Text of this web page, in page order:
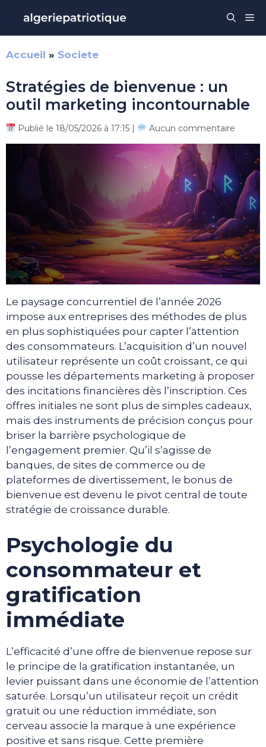
contenu
Accueil » Societe
Stratégies de bienvenue : un
outil marketing incontournable
Publié le 18/05/2026 à 17:15 | Aucun commentaire
Le paysage concurrentiel de l’année 2026
impose aux entreprises des méthodes de plus
en plus sophistiquées pour capter l’attention
des consommateurs. L’acquisition d’un nouvel
utilisateur représente un coût croissant, ce qui
pousse les départements marketing à proposer
des incitations financières dès l’inscription. Ces
offres initiales ne sont plus de simples cadeaux,
mais des instruments de précision conçus pour
briser la barrière psychologique de
l’engagement premier. Qu’il s’agisse de
banques, de sites de commerce ou de
plateformes de divertissement, le bonus de
bienvenue est devenu le pivot central de toute
stratégie de croissance durable.
Psychologie du
consommateur et
gratification
immédiate
L’efficacité d’une offre de bienvenue repose sur
le principe de la gratification instantanée, un
levier puissant dans une économie de l’attention
saturée. Lorsqu’un utilisateur reçoit un crédit
gratuit ou une réduction immédiate, son
cerveau associe la marque à une expérience
positive et sans risque. Cette première